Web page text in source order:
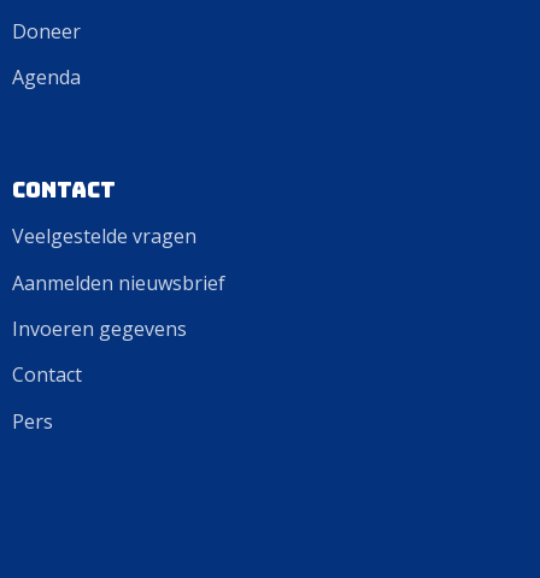
Doneer
Agenda
Contact
Veelgestelde vragen
Aanmelden nieuwsbrief
Invoeren gegevens
Contact
Pers